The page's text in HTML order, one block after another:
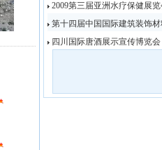
2009第三届亚洲水疗保健展
第十四届中国国际建筑装饰
四川国际唐酒展示宣传博览会